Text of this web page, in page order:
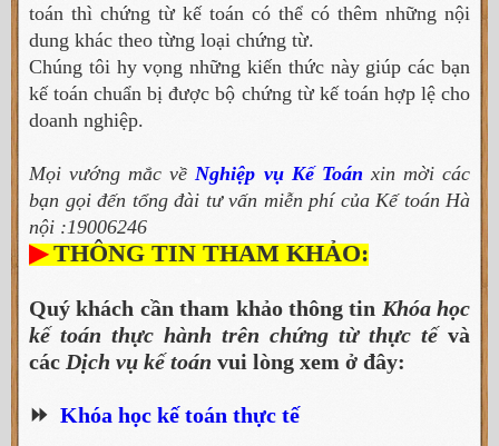
toán thì chứng từ kế toán có thể có thêm những nội
dung khác theo từng loại chứng từ.
Chúng tôi hy vọng những kiến thức này giúp các bạn
kế toán chuẩn bị được bộ chứng từ kế toán hợp lệ cho
doanh nghiệp.
Mọi vướng mắc về Nghiệp vụ Kế Toán xin mời các
bạn gọi đến tổng đài tư vấn miễn phí của Kế toán Hà
nội :19006246
▶ THÔNG TIN THAM KHẢO:
Quý khách cần tham khảo thông tin Khóa học
kế toán thực hành trên chứng từ thực tếvà
các Dịch vụ kế toán vui lòng xem ở đây:
⏩ Khóa học kế toán thực tế